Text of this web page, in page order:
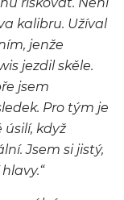
kalibru. Užíval
jenže
jezdil skěle.
jsem
Pro tým je
když
Jsem si jistý,